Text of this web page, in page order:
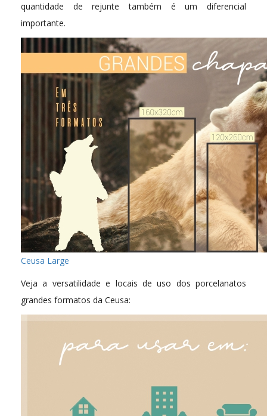
quantidade de rejunte também é um diferencial
importante.
Ceusa Large
Veja a versatilidade e locais de uso dos porcelanatos
grandes formatos da Ceusa: